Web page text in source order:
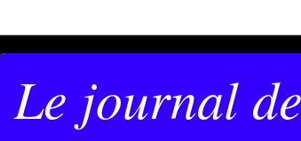
Le journal